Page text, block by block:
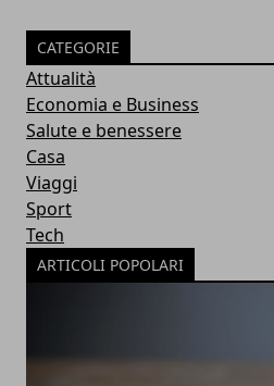
CATEGORIE
Attualità
Economia e Business
Salute e benessere
Casa
Viaggi
Sport
Tech
ARTICOLI POPOLARI